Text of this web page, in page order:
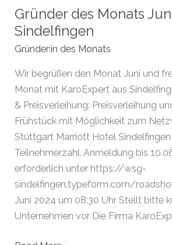
Gründer des Monats Juni
Sindelfingen
Gründer:in des Monats
Wir begrüßen den Monat Juni und
Monat mit KaroExpert aus
& Preisverleihung: Preisverleihung
Frühstück mit Möglichkeit zum
Stuttgart Marriott Hotel
Teilnehmerzahl. Anmeldung bis
erforderlich unter https://wsg-
sindelfingen.typeform.com/
Juni 2024 um 08:30 Uhr Stellt bitte
Unternehmen vor Die Firma